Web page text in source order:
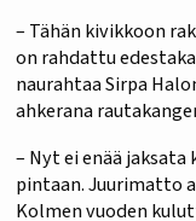
– Tähän kivikkoon
on rahdattu
naurahtaa Sirpa
ahkerana
– Nyt ei enää
pintaan. Juurimatto
Kolmen vuoden